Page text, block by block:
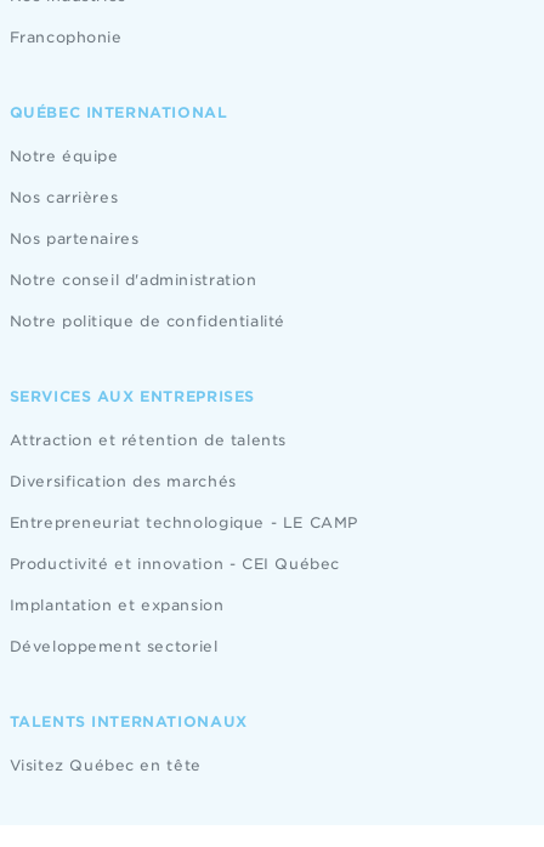
Francophonie
QUÉBEC INTERNATIONAL
Notre équipe
Nos carrières
Nos partenaires
Notre conseil d'administration
Notre politique de confidentialité
SERVICES AUX ENTREPRISES
Attraction et rétention de talents
Diversification des marchés
Entrepreneuriat technologique - LE CAMP
Productivité et innovation - CEI Québec
Implantation et expansion
Développement sectoriel
TALENTS INTERNATIONAUX
Visitez Québec en tête